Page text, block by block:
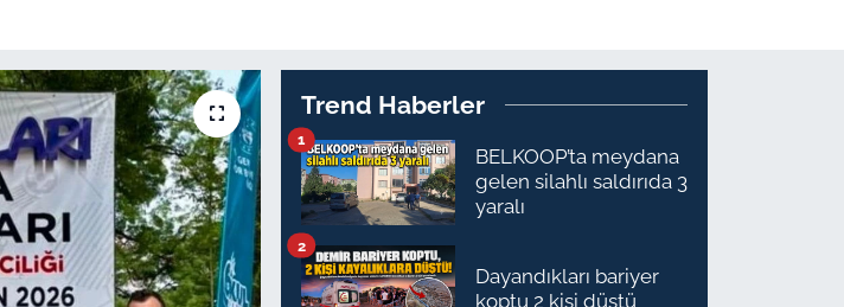
Trend Haberler
BELKOOP’ta meydana
gelen silahlı saldırıda 3
yaralı
1
Dayandıkları bariyer
koptu 2 kişi düştü
2